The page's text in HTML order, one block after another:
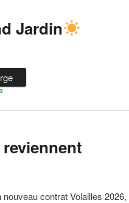
Jardin
contrat Volailles